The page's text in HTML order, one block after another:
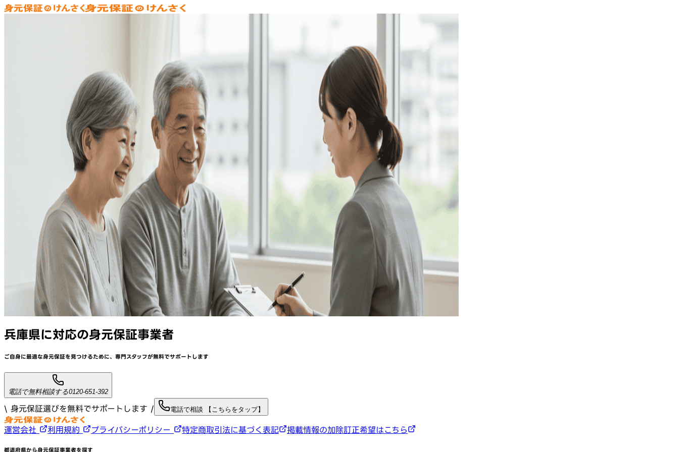
兵庫県に対応の身元保証事業者
ご自身に最適な身元保証を見つけるために、 専門スタッフが無料でサポートします
電話で無料相談する0120-651-392
\ 身元保証選びを無料でサポートします / 電話で相談 【こちらをタップ】
運営会社 利用規約 プライバシーポリシー 特定商取引法に基づく表記 掲載情報の加除訂正希望はこちら
都道府県から身元保証事業者を探す